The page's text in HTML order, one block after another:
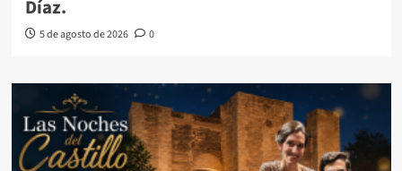
Díaz.
5 de agosto de 2026 0